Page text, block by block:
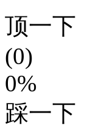
顶一下
(0)
0%
踩一下